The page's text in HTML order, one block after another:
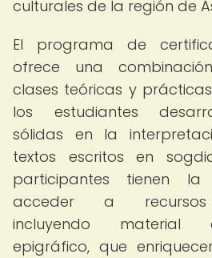
culturales de la región de
El programa de
ofrece una
clases teóricas y
los estudiantes
sólidas en la
textos escritos en
participantes tienen
acceder a recursos
incluyendo material
epigráfico, que